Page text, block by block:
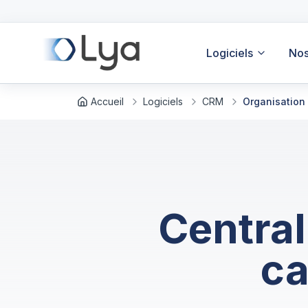
Logiciels
Accueil Logiciels CRM